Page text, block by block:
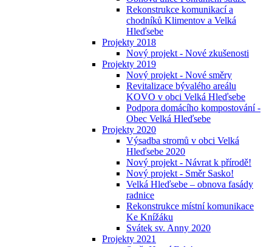
Rekonstrukce komunikací a
chodníků Klimentov a Velká
Hleďsebe
Projekty 2018
Nový projekt - Nové zkušenosti
Projekty 2019
Nový projekt - Nové směry
Revitalizace bývalého areálu
KOVO v obci Velká Hleďsebe
Podpora domácího kompostování -
Obec Velká Hleďsebe
Projekty 2020
Výsadba stromů v obci Velká
Hleďsebe 2020
Nový projekt - Návrat k přírodě!
Nový projekt - Směr Sasko!
Velká Hleďsebe – obnova fasády
radnice
Rekonstrukce místní komunikace
Ke Knížáku
Svátek sv. Anny 2020
Projekty 2021